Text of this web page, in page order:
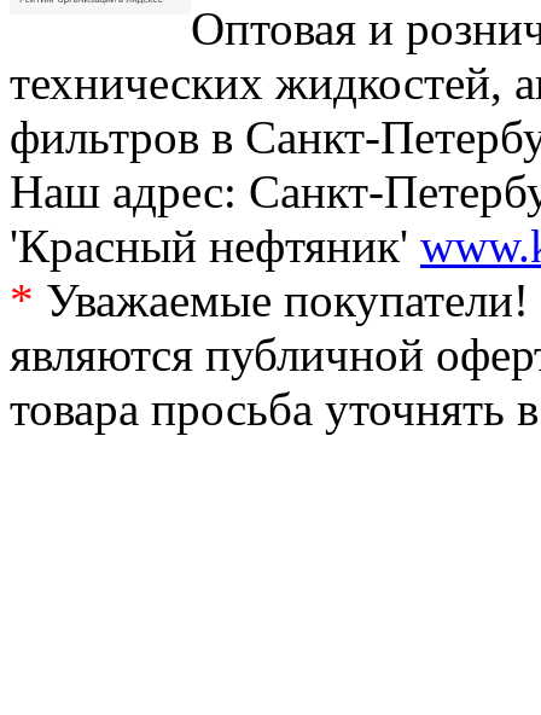
Оптовая и
технических жидкостей,
фильтров в Санкт-
Наш адрес: Санкт-
'Красный нефтяник'
* Уважаемые
являются публичной
товара просьба уточнять